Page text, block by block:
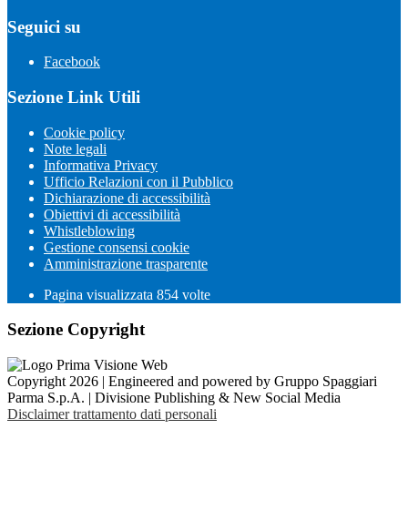
Seguici su
Facebook
Sezione Link Utili
Cookie policy
Note legali
Informativa Privacy
Ufficio Relazioni con il Pubblico
Dichiarazione di accessibilità
Obiettivi di accessibilità
Whistleblowing
Gestione consensi cookie
Amministrazione trasparente
Pagina visualizzata 854 volte
Sezione Copyright
Copyright 2026 | Engineered and powered by Gruppo Spaggiari
Parma S.p.A. | Divisione Publishing & New Social Media
Disclaimer trattamento dati personali